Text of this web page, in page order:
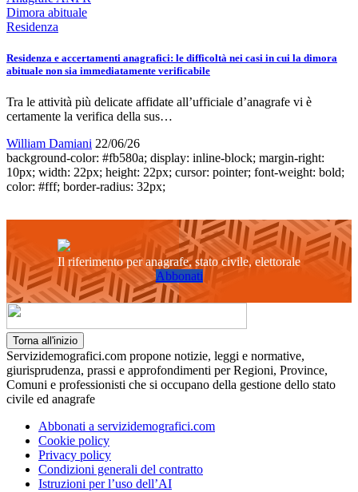
Dimora abituale
Residenza
Residenza e accertamenti anagrafici: le difficoltà nei casi in cui la dimora
abituale non sia immediatamente verificabile
Tra le attività più delicate affidate all’ufficiale d’anagrafe vi è
certamente la verifica della sus…
William Damiani 22/06/26
background-color: #fb580a; display: inline-block; margin-right:
10px; width: 22px; height: 22px; cursor: pointer; font-weight: bold;
color: #fff; border-radius: 32px;
Il riferimento per anagrafe, stato civile, elettorale
Abbonati
Torna all'inizio
Servizidemografici.com propone notizie, leggi e normative,
giurisprudenza, prassi e approfondimenti per Regioni, Province,
Comuni e professionisti che si occupano della gestione dello stato
civile ed anagrafe
Abbonati a servizidemografici.com
Cookie policy
Privacy policy
Condizioni generali del contratto
Istruzioni per l’uso dell’AI